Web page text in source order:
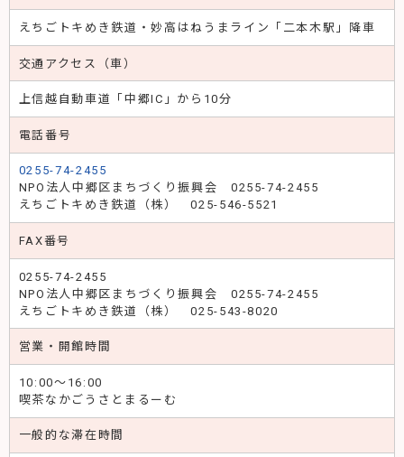
えちごトキめき鉄道・妙高はねうまライン「二本木駅」降車
交通アクセス（車）
上信越自動車道「中郷IC」から10分
電話番号
0255-74-2455
NPO法人中郷区まちづくり振興会 0255-74-2455
えちごトキめき鉄道（株） 025-546-5521
FAX番号
0255-74-2455
NPO法人中郷区まちづくり振興会 0255-74-2455
えちごトキめき鉄道（株） 025-543-8020
営業・開館時間
10:00～16:00
喫茶なかごうさとまるーむ
一般的な滞在時間